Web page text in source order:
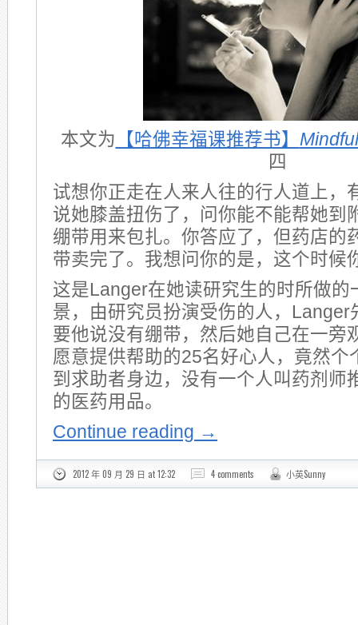
本文为 【哈佛幸福课推荐书】
四
试想你正走在人来人往的行人道上，
说她膝盖扭伤了，问你能不能帮她到
绷带用来包扎。你答应了，但药店的
带卖完了。我想问你的是，这个时候
这是Langer在她读研究生的时所做的
景，由研究员扮演受伤的人，Langer
要他说没有绷带，然后她自己在一旁
愿意提供帮助的25名好心人，竟然个
到求助者身边，没有一个人叫药剂师
的医药用品。
Continue reading →
2012 年 09 月 29 日 at 12:32 4 comments 小英Sunny